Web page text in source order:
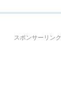
スポンサーリンク